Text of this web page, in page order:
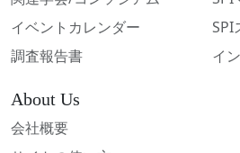
イベントカレンダー
調査報告書
SPI
イ
About Us
会社概要